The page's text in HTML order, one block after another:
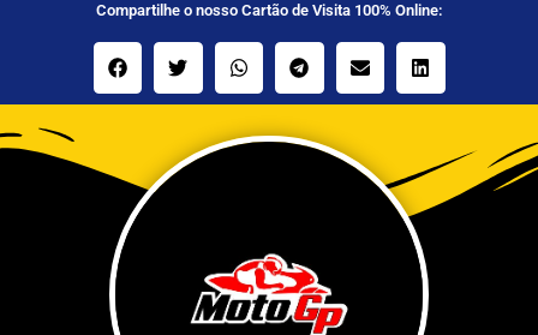
Compartilhe o nosso Cartão de Visita 100% Online: